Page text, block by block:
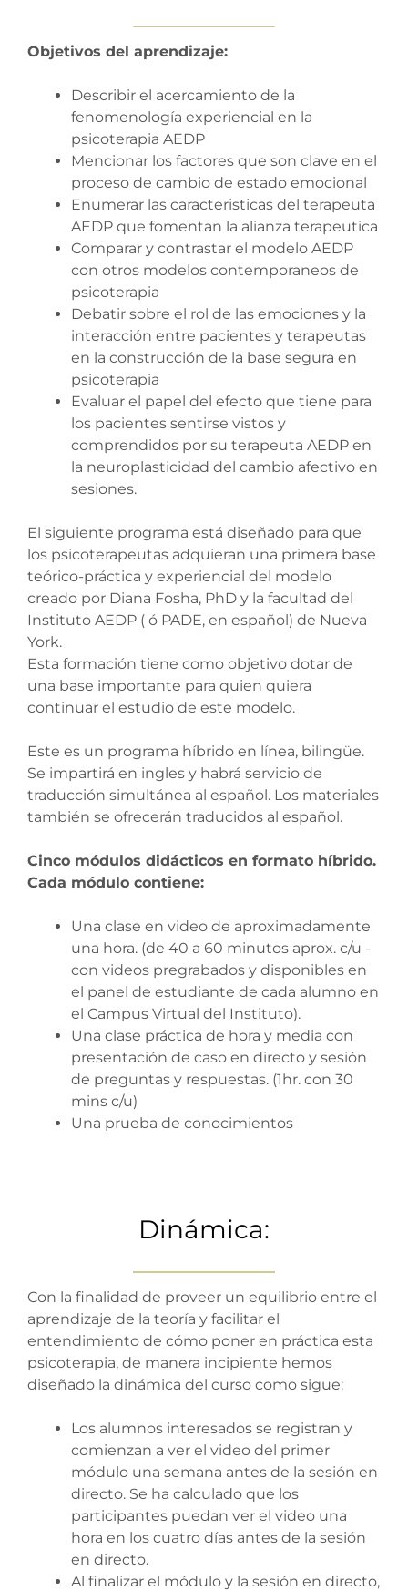
Objetivos del aprendizaje:
Describir el acercamiento de la
fenomenología experiencial en la
psicoterapia AEDP
Mencionar los factores que son clave en el
proceso de cambio de estado emocional
Enumerar las caracteristicas del terapeuta
AEDP que fomentan la alianza terapeutica
Comparar y contrastar el modelo AEDP
con otros modelos contemporaneos de
psicoterapia
Debatir sobre el rol de las emociones y la
interacción entre pacientes y terapeutas
en la construcción de la base segura en
psicoterapia
Evaluar el papel del efecto que tiene para
los pacientes sentirse vistos y
comprendidos por su terapeuta AEDP en
la neuroplasticidad del cambio afectivo en
sesiones.
El siguiente programa está diseñado para que
los psicoterapeutas adquieran una primera base
teórico-práctica y experiencial del modelo
creado por Diana Fosha, PhD y la facultad del
Instituto AEDP ( ó PADE, en español) de Nueva
York.
Esta formación tiene como objetivo dotar de
una base importante para quien quiera
continuar el estudio de este modelo.
Este es un programa híbrido en línea, bilingüe.
Se impartirá en ingles y habrá servicio de
traducción simultánea al español. Los materiales
también se ofrecerán traducidos al español.
Cinco módulos didácticos en formato híbrido.
Cada módulo contiene:
Una clase en video de aproximadamente
una hora. (de 40 a 60 minutos aprox. c/u -
con videos pregrabados y disponibles en
el panel de estudiante de cada alumno en
el Campus Virtual del Instituto).
Una clase práctica de hora y media con
presentación de caso en directo y sesión
de preguntas y respuestas. (1hr. con 30
mins c/u)
Una prueba de conocimientos
Dinámica:
Con la finalidad de proveer un equilibrio entre el
aprendizaje de la teoría y facilitar el
entendimiento de cómo poner en práctica esta
psicoterapia, de manera incipiente hemos
diseñado la dinámica del curso como sigue:
Los alumnos interesados se registran y
comienzan a ver el video del primer
módulo una semana antes de la sesión en
directo. Se ha calculado que los
participantes puedan ver el video una
hora en los cuatro días antes de la sesión
en directo.
Al finalizar el módulo y la sesión en directo,